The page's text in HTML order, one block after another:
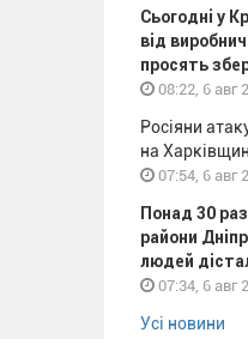
Сьогодні у
від
просять
08:22, 6 авг
Росіяни
на
07:54, 6 авг
Понад 30
райони
людей
07:34, 6 авг
Усі новини